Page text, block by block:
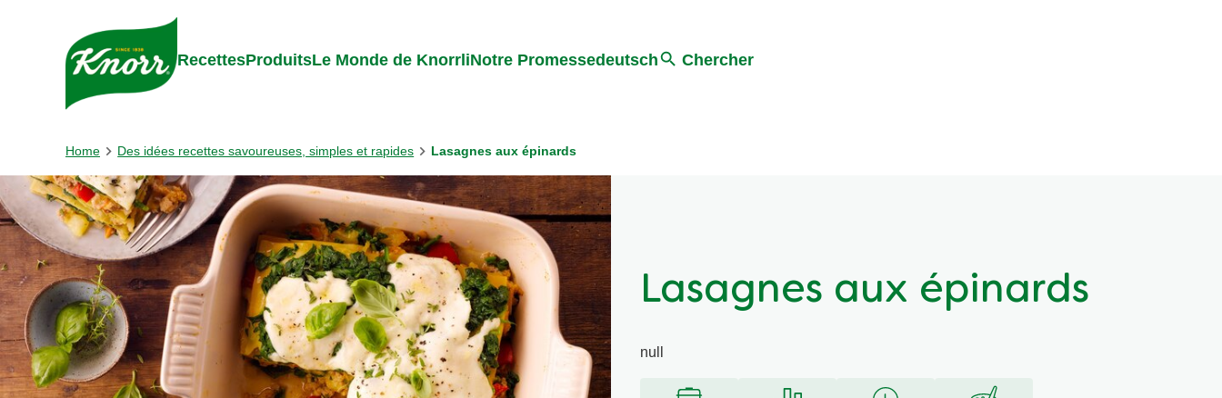
Skip to:
RecettesProduitsLe Monde de KnorrliNotre Promessedeutsch Chercher
Home Des idées recettes savoureuses, simples et rapides Lasagnes aux épinards
Lasagnes aux épinards
null